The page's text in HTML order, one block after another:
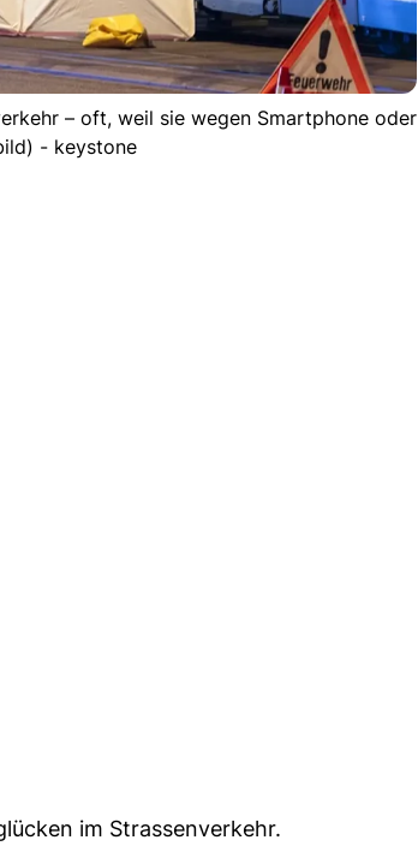
– oft, weil sie wegen Smartphone oder
- keystone
im Strassenverkehr.